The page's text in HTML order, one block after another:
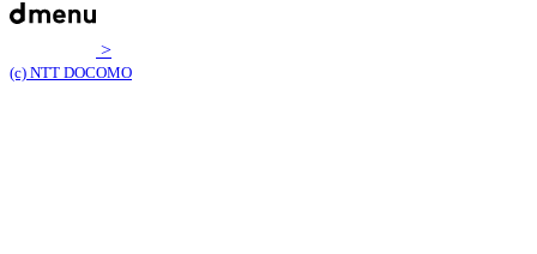
>
(c) NTT DOCOMO